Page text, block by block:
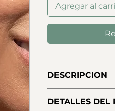
Agregar al
DESCRIPCION
en coral.
DETALLES DEL